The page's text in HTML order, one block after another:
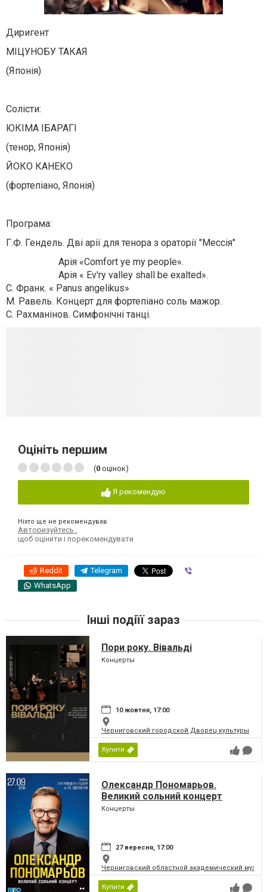
Диригент
МІЦУНОБУ ТАКАЯ
(Японія)
Солісти:
ЮКІМА ІБАРАГІ
(тенор, Японія)
ЙОКО КАНЕКО
(фортепіано, Японія)
Програма:
Г.Ф. Гендель. Дві арії для тенора з ораторії "Мессія"
Арія «Comfort ye my people».
Арія « Ev'ry valley shall be exalted».
С. Франк. « Panus angelikus»
М. Равель. Концерт для фортепіано соль мажор.
С. Рахманінов. Симфонічні танці.
Оцініть першим
(0 оцінок)
Я рекомендую
Ніхто ще не рекомендував
Авторизуйтесь
щоб оцінити і порекомендувати
Reddit Telegram
WhatsApp
Інші подіїї зараз
Пори року. Вівальді
Концерты
10 жовтня, 17:00
Черниговский городской Дворец культуры
Купити
Олександр Пономарьов.
Великий сольний концерт
Концерты
27 вересня, 17:00
Черниговский областной академический
Купити